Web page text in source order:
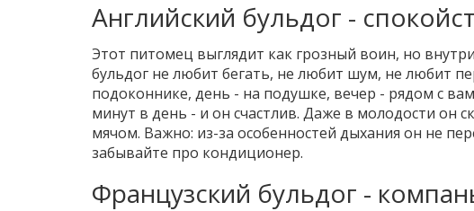
Английский бульдог -
Этот питомец выглядит как грозный воин, но
бульдог не любит бегать, не любит шум, не любит
подоконнике, день - на подушке, вечер - рядом с
минут в день - и он счастлив. Даже в молодости он
мячом. Важно: из-за особенностей дыхания он не
забывайте про кондиционер.
Французский бульдог -